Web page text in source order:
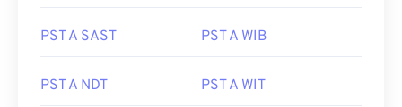
PST A SAST PST A WIB
PST A NDT PST A WIT